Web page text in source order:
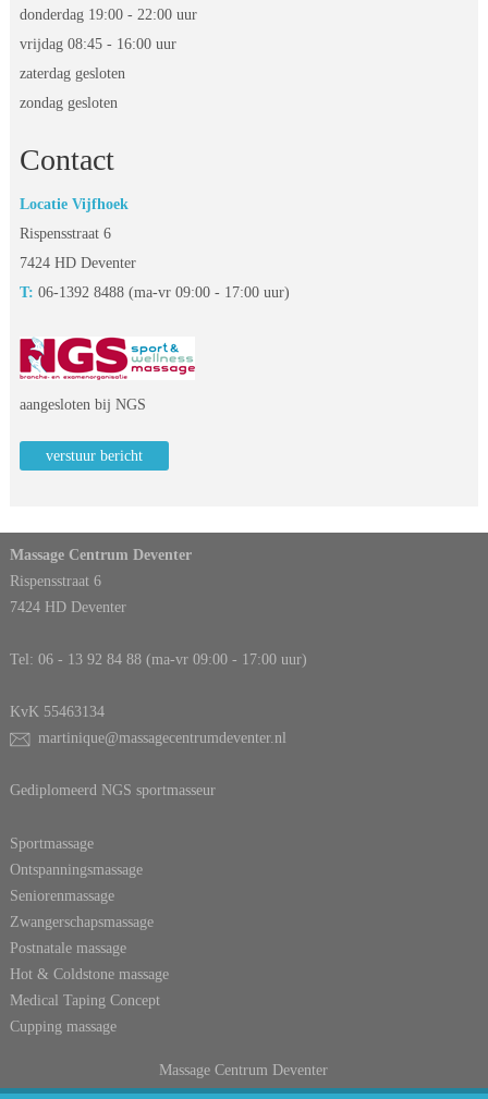
donderdag 19:00 - 22:00 uur
vrijdag 08:45 - 16:00 uur
zaterdag gesloten
zondag gesloten
Contact
Locatie Vijfhoek
Rispensstraat 6
7424 HD Deventer
T: 06-1392 8488 (ma-vr 09:00 - 17:00 uur)
aangesloten bij NGS
verstuur bericht
Massage Centrum Deventer
Rispensstraat 6
7424 HD Deventer
Tel: 06 - 13 92 84 88 (ma-vr 09:00 - 17:00 uur)
KvK 55463134
martinique@massagecentrumdeventer.nl
Gediplomeerd NGS sportmasseur
Sportmassage
Ontspanningsmassage
Seniorenmassage
Zwangerschapsmassage
Postnatale massage
Hot & Coldstone massage
Medical Taping Concept
Cupping massage
Massage Centrum Deventer